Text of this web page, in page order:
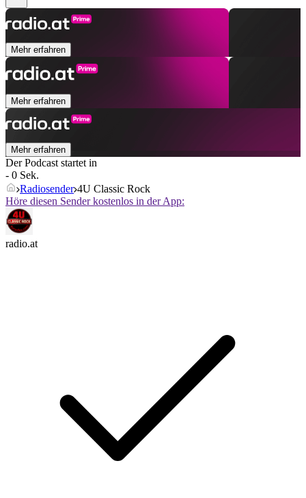
Mehr erfahren
Mehr erfahren
Mehr erfahren
Der Podcast startet in
- 0 Sek.
Radiosender 4U Classic Rock
Höre diesen Sender kostenlos in der App:
radio.at